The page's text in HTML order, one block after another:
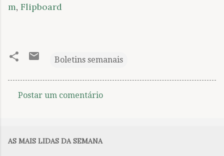
m, Flipboard
Boletins semanais
Postar um comentário
AS MAIS LIDAS DA SEMANA